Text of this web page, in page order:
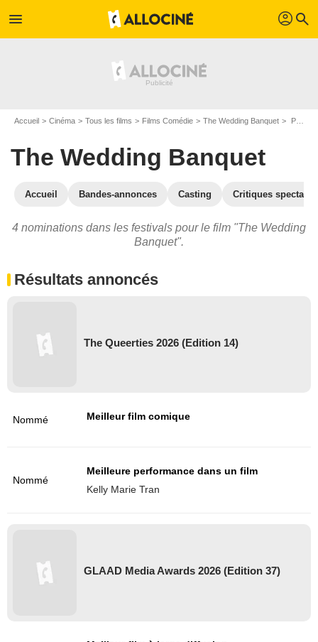
menu profil search
Accueil Cinéma Tous les films Films Comédie The Wedding Banquet Prix et nominations pour The Wedding Banquet
The Wedding Banquet
Accueil Bandes-annonces Casting Critiques
4 nominations dans les festivals pour le film "The Wedding
Banquet".
Résultats annoncés
The Queerties 2026 (Edition 14)
Nommé Meilleur film comique
Nommé
Meilleure performance dans un film
Kelly Marie Tran
GLAAD Media Awards 2026 (Edition 37)